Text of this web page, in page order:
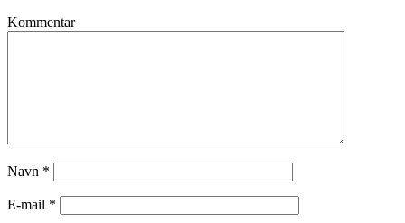
Kommentar
Navn *
E-mail *